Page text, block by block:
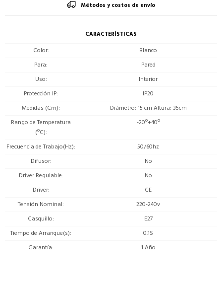
Métodos y costos de envío
CARACTERÍSTICAS
Color
Blanco
Para
Pared
Uso
Interior
Protección IP
IP20
Medidas (Cm)
Diámetro: 15 cm Altura: 35cm
Rango de Temperatura
(ºC)
-20º+40º
Frecuencia de Trabajo(Hz)
50/60hz
Difusor
No
Driver Regulable
No
Driver
CE
Tensión Nominal
220-240v
Casquillo
E27
Tiempo de Arranque(s)
0.1S
Garantía
1 Año